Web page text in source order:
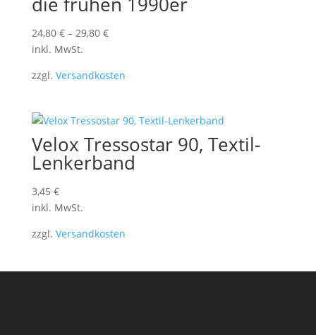
24,80 €– 29,80 €
inkl. MwSt.
zzgl. Versandkosten
Velox Tressostar 90, Textil-
Lenkerband
3,45 €
inkl. MwSt.
zzgl. Versandkosten